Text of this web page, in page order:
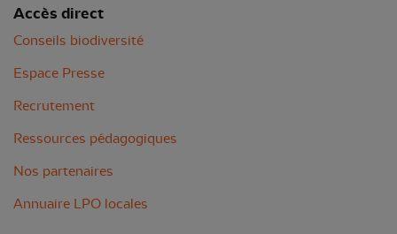
Accès direct
Conseils biodiversité
Espace Presse
Recrutement
Ressources pédagogiques
Nos partenaires
Annuaire LPO locales